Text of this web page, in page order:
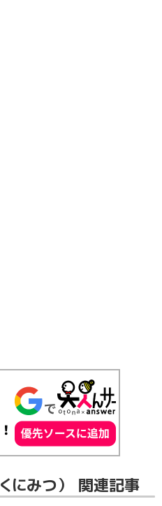
にみつ） 関連記事